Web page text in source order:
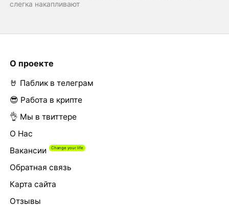
слегка накапливают
О проекте
🤘 Паблик в телеграм
😎 Работа в крипте
👌 Мы в твиттере
О Нас
Вакансии
Обратная связь
Карта сайта
Отзывы